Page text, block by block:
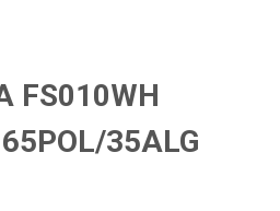
FS010WH
35ALG